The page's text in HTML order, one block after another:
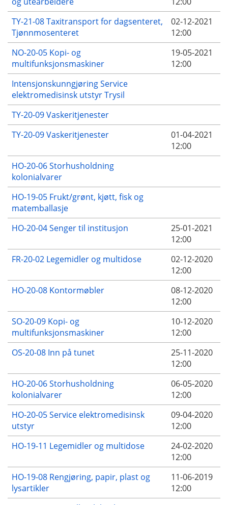
TY-21-08 Taxitransport for dagsenteret,
Tjønnmosenteret
02-12-2021
12:00
NO-20-05 Kopi- og
multifunksjonsmaskiner
19-05-2021
12:00
Intensjonskunngjøring Service
elektromedisinsk utstyr Trysil
TY-20-09 Vaskeritjenester
TY-20-09 Vaskeritjenester
01-04-2021
12:00
HO-20-06 Storhusholdning
kolonialvarer
HO-19-05 Frukt/grønt, kjøtt, fisk og
matemballasje
HO-20-04 Senger til institusjon
25-01-2021
12:00
FR-20-02 Legemidler og multidose
02-12-2020
12:00
HO-20-08 Kontormøbler
08-12-2020
12:00
SO-20-09 Kopi- og
multifunksjonsmaskiner
10-12-2020
12:00
OS-20-08 Inn på tunet
25-11-2020
12:00
HO-20-06 Storhusholdning
kolonialvarer
06-05-2020
12:00
HO-20-05 Service elektromedisinsk
utstyr
09-04-2020
12:00
HO-19-11 Legemidler og multidose
24-02-2020
12:00
HO-19-08 Rengjøring, papir, plast og
lysartikler
11-06-2019
12:00